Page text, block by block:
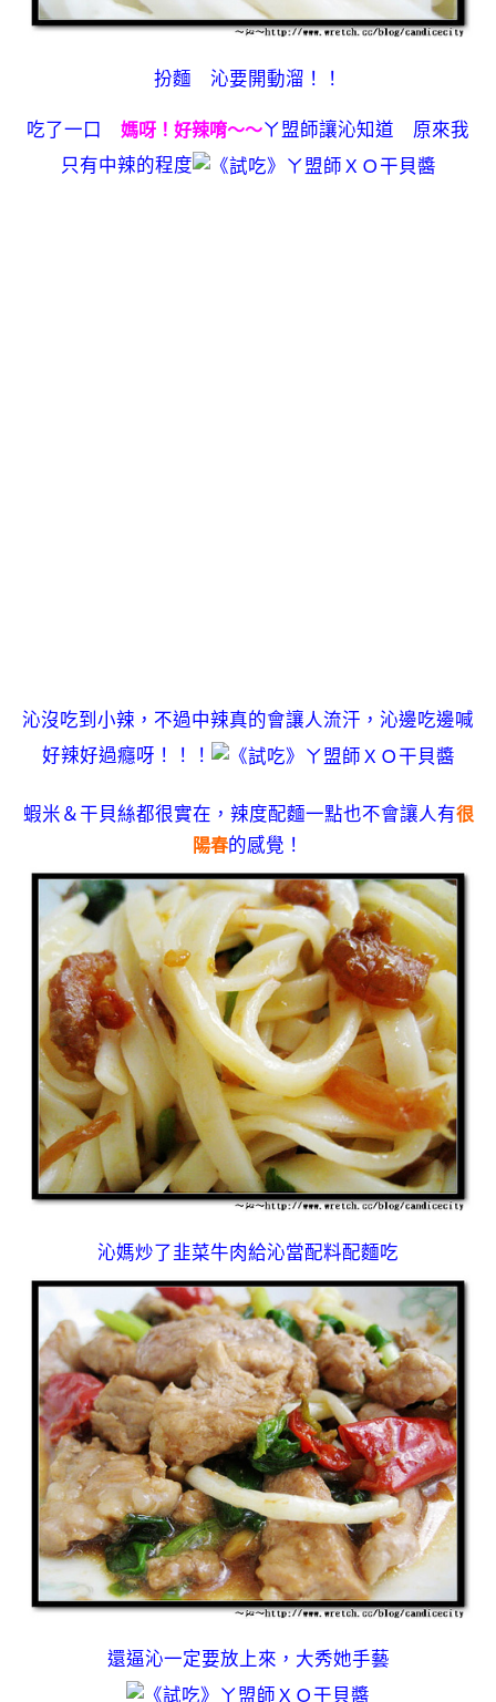
扮麵 沁要開動溜！！
吃了一口 媽呀！好辣唷～～ㄚ盟師讓沁知道 原來我
只有中辣的程度
沁沒吃到小辣，不過中辣真的會讓人流汗，沁邊吃邊喊
好辣好過癮呀！！！
蝦米＆干貝絲都很實在，辣度配麵一點也不會讓人有很
陽春的感覺！
沁媽炒了韭菜牛肉給沁當配料配麵吃
還逼沁一定要放上來，大秀她手藝